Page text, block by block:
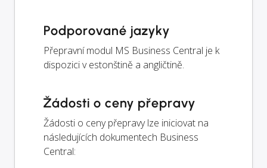
Podporované jazyky
Přepravní modul MS Business Central je k
dispozici v estonštině a angličtině.
Žádosti o ceny přepravy
Žádosti o ceny přepravy lze iniciovat na
následujících dokumentech Business
Central: